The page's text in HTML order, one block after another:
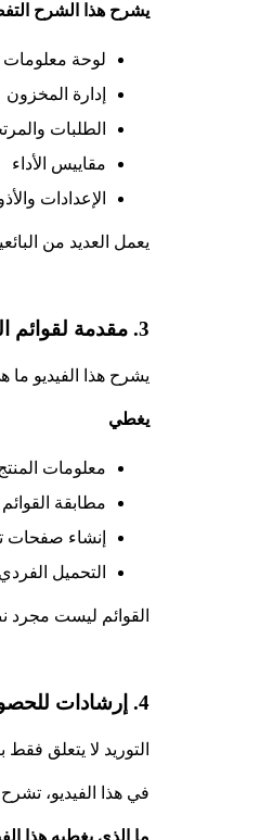
يشرح هذا الشرح
لوحة معلومات
إدارة المخزون
الطلبات
مقاييس الأداء
الإعدادات
يعمل العديد من
3. مقدمة لقوائم المنتجات
يشرح هذا الفيديو ما
يغطي
معلومات
مطابقة
إنشاء صفحات
التحميل
القوائم ليست مجرد
4. إرشادات للحصول على منتجات للبيع على أمازون
التوريد لا يتعلق
في هذا الفيديو،
ما الذي يغطيه هذا